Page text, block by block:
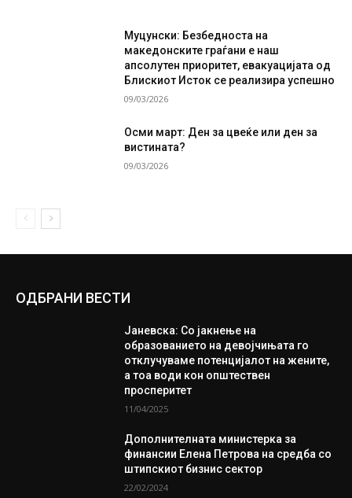
Муцунски: Безбедноста на
македонските граѓани е наш
апсолутен приоритет, евакуацијата од
Блискиот Исток се реализира успешно
09/03/2026
Осми март: Ден за цвеќе или ден за
вистината?
09/03/2026
ОДБРАНИ ВЕСТИ
Јаневска: Со јакнење на
образованието на девојчињата го
отклучуваме потенцијалот на жените,
а тоа води кон општествен
просперитет
11/04/2025
Дополнителната министерка за
финансии Елена Петрова на средба со
штипскиот бизнис сектор
22/02/2024